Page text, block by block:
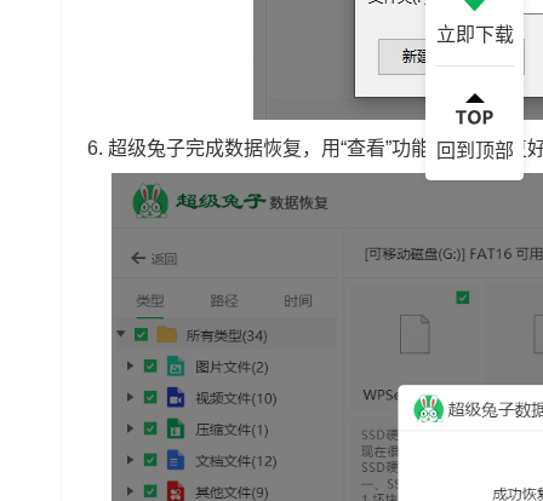
6. 超级兔子完成数据恢复，用“查看”功能来找到恢复
立即下载
回到顶部